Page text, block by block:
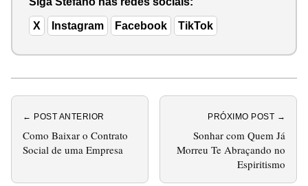
X Instagram Facebook TikTok
← POST ANTERIOR
Como Baixar o Contrato
Social de uma Empresa
PRÓXIMO POST →
Sonhar com Quem Já
Morreu Te Abraçando no
Espiritismo